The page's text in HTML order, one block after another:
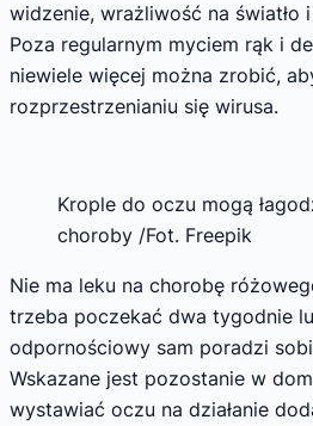
widzenie, wrażliwość na światło
Poza regularnym myciem rąk i
niewiele więcej można zrobić,
rozprzestrzenianiu się wirusa.
Krople do oczu mogą
choroby /Fot. Freepik
Nie ma leku na chorobę
trzeba poczekać dwa tygodnie
odpornościowy sam poradzi
Wskazane jest pozostanie w
wystawiać oczu na działanie